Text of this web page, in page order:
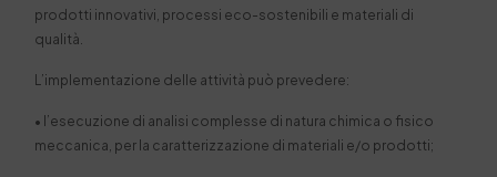
prodotti innovativi, processi eco-sostenibili e materiali di
qualità.
L’implementazione delle attività può prevedere:
• l’esecuzione di analisi complesse di natura chimica o fisico
meccanica, per la caratterizzazione di materiali e/o prodotti;